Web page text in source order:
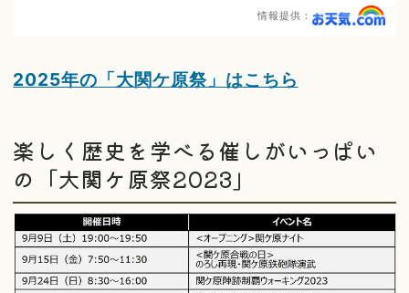
情報提供：
2025年の「大関ケ原祭」はこちら
楽しく歴史を学べる催しがいっぱい
の「大関ケ原祭2023」